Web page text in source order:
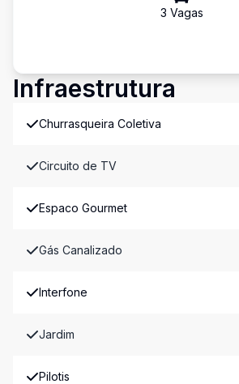
3 Vagas
Infraestrutura
Churrasqueira Coletiva
Circuito de TV
Espaco Gourmet
Gás Canalizado
Interfone
Jardim
Pilotis